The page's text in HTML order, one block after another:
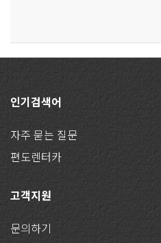
인기검색어
자주 묻는 질문
편도렌터카
고객지원
문의하기